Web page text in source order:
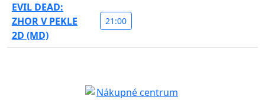
EVIL DEAD:
ZHOR V PEKLE
2D (MD)
21:00